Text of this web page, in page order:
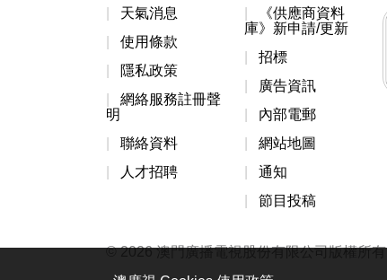
天氣消息
使用條款
隱私政策
網絡服務註冊聲
明
聯絡資料
人才招聘
《供應商資料
庫》新申請/更新
招標
廣告資訊
內部電郵
網站地圖
通知
節目投稿
© 2026 澳門廣播電視股份有限公司版權所有